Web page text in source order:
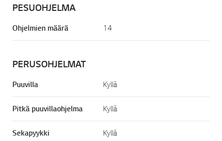
PESUOHJELMA
Ohjelmien määrä 14
PERUSOHJELMAT
Puuvilla Kyllä
Pitkä puuvillaohjelma Kyllä
Sekapyykki Kyllä